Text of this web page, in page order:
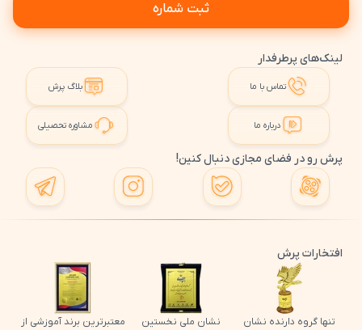
ثبت شماره
لینک‌های پرطرفدار
تماس با ما بلاگ پرش
درباره ما مشاوره تحصیلی
پرش رو در فضای مجازی دنبال کنین!
افتخارات پرش
تنها گروه دارنده نشان
نشان ملی نخستین
معتبرترین برند آموزشی از